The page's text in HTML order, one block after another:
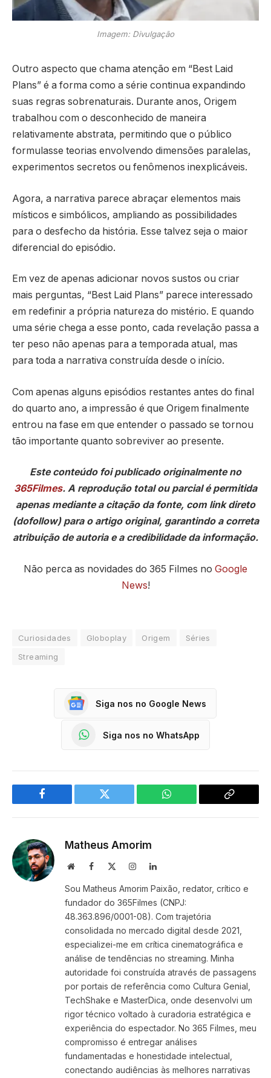
Imagem: Divulgação
Outro aspecto que chama atenção em “Best Laid
Plans” é a forma como a série continua expandindo
suas regras sobrenaturais. Durante anos, Origem
trabalhou com o desconhecido de maneira
relativamente abstrata, permitindo que o público
formulasse teorias envolvendo dimensões paralelas,
experimentos secretos ou fenômenos inexplicáveis.
Agora, a narrativa parece abraçar elementos mais
místicos e simbólicos, ampliando as possibilidades
para o desfecho da história. Esse talvez seja o maior
diferencial do episódio.
Em vez de apenas adicionar novos sustos ou criar
mais perguntas, “Best Laid Plans” parece interessado
em redefinir a própria natureza do mistério. E quando
uma série chega a esse ponto, cada revelação passa a
ter peso não apenas para a temporada atual, mas
para toda a narrativa construída desde o início.
Com apenas alguns episódios restantes antes do final
do quarto ano, a impressão é que Origem finalmente
entrou na fase em que entender o passado se tornou
tão importante quanto sobreviver ao presente.
Este conteúdo foi publicado originalmente no
365Filmes. A reprodução total ou parcial é permitida
apenas mediante a citação da fonte, com link direto
(dofollow) para o artigo original, garantindo a correta
atribuição de autoria e a credibilidade da informação.
Não perca as novidades do 365 Filmes no Google
News!
Curiosidades Globoplay Origem
Séries
Streaming
Siga nos no Google News
Siga nos no WhatsApp
Facebook Twitter WhatsApp
Copy
Matheus Amorim
WebsiteFacebook InstagramLinkedIn
Sou Matheus Amorim Paixão, redator, crítico e
fundador do 365Filmes (CNPJ:
48.363.896/0001-08). Com trajetória
consolidada no mercado digital desde 2021,
especializei-me em crítica cinematográfica e
análise de tendências no streaming. Minha
autoridade foi construída através de passagens
por portais de referência como Cultura Genial,
TechShake e MasterDica, onde desenvolvi um
rigor técnico voltado à curadoria estratégica e
experiência do espectador. No 365 Filmes, meu
compromisso é entregar análises
fundamentadas e honestidade intelectual,
conectando audiências às melhores narrativas